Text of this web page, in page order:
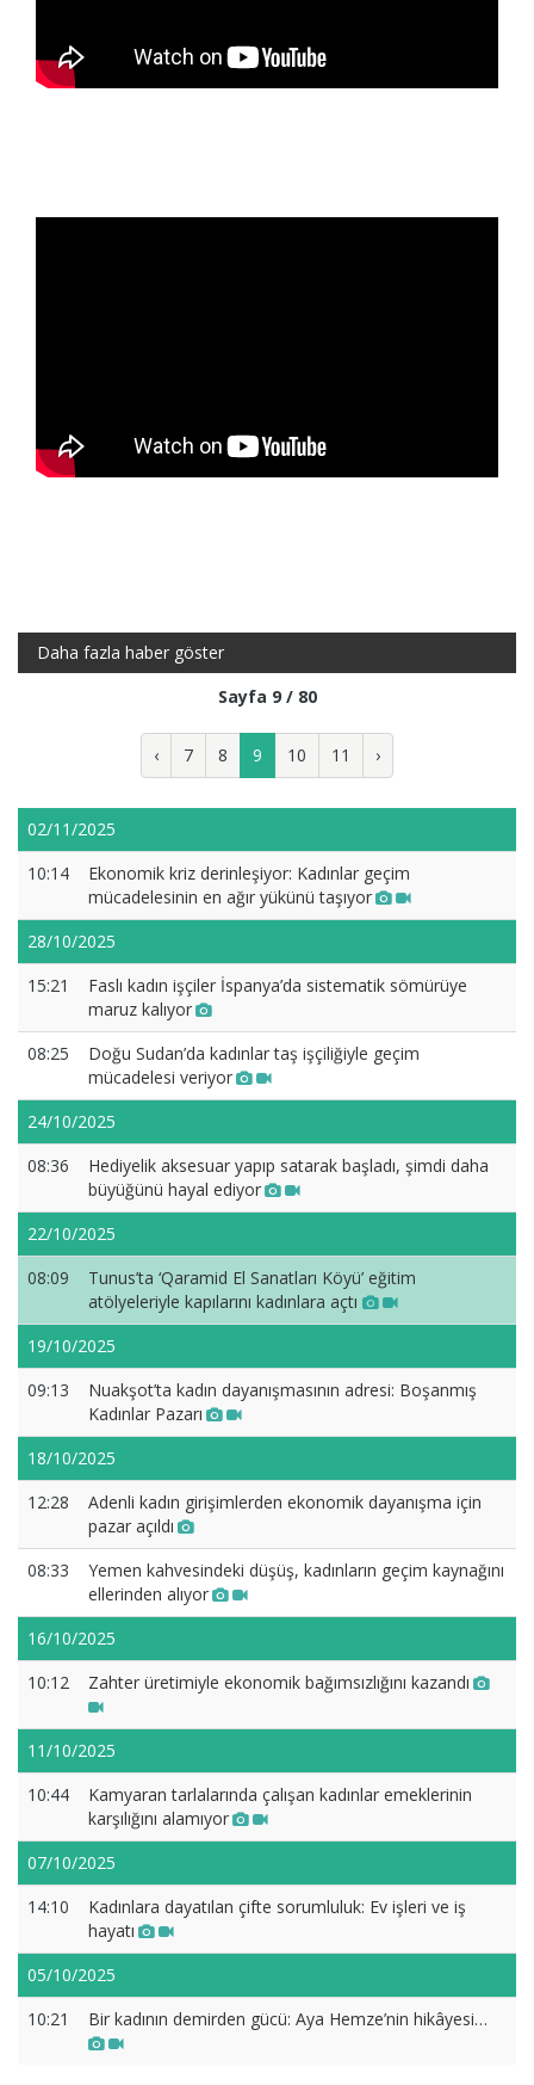
Daha fazla haber göster
Sayfa 9 / 80
‹ 7 8 9 10 11 ›
02/11/2025
10:14
Ekonomik kriz derinleşiyor: Kadınlar geçim
mücadelesinin en ağır yükünü taşıyor
28/10/2025
15:21
Faslı kadın işçiler İspanya’da sistematik sömürüye
maruz kalıyor
08:25
Doğu Sudan’da kadınlar taş işçiliğiyle geçim
mücadelesi veriyor
24/10/2025
08:36
Hediyelik aksesuar yapıp satarak başladı, şimdi daha
büyüğünü hayal ediyor
22/10/2025
08:09
Tunus’ta ‘Qaramid El Sanatları Köyü’ eğitim
atölyeleriyle kapılarını kadınlara açtı
19/10/2025
09:13
Nuakşot’ta kadın dayanışmasının adresi: Boşanmış
Kadınlar Pazarı
18/10/2025
12:28
Adenli kadın girişimlerden ekonomik dayanışma için
pazar açıldı
08:33
Yemen kahvesindeki düşüş, kadınların geçim kaynağını
ellerinden alıyor
16/10/2025
10:12
Zahter üretimiyle ekonomik bağımsızlığını kazandı
11/10/2025
10:44
Kamyaran tarlalarında çalışan kadınlar emeklerinin
karşılığını alamıyor
07/10/2025
14:10
Kadınlara dayatılan çifte sorumluluk: Ev işleri ve iş
hayatı
05/10/2025
10:21
Bir kadının demirden gücü: Aya Hemze’nin hikâyesi…